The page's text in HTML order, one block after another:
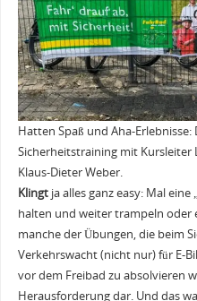
Hatten Spaß und Aha-
Sicherheitstraining mit Kursleiter
Klaus-Dieter Weber.
Klingtja alles ganz easy: Mal eine
halten und weiter trampeln oder
manche der Übungen, die beim
Verkehrswacht (nicht nur) für E-
vor dem Freibad zu absolvieren
Herausforderung dar. Und das